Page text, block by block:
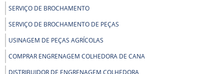
SERVIÇO DE BROCHAMENTO
SERVIÇO DE BROCHAMENTO DE PEÇAS
USINAGEM DE PEÇAS AGRÍCOLAS
COMPRAR ENGRENAGEM COLHEDORA DE CANA
DISTRIBUIDOR DE ENGRENAGEM COLHEDORA